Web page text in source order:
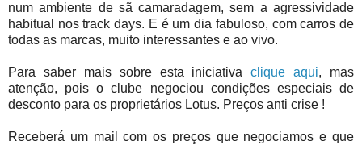
num ambiente de sã camaradagem, sem a agressividade
habitual nos track days. E é um dia fabuloso, com carros de
todas as marcas, muito interessantes e ao vivo.
Para saber mais sobre esta iniciativaclique aqui, mas
atenção, pois o clube negociou condições especiais de
desconto para os proprietários Lotus. Preços anti crise !
Receberá um mail com os preços que negociamos e que